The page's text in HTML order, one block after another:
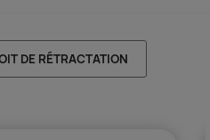
DE RÉTRACTATION